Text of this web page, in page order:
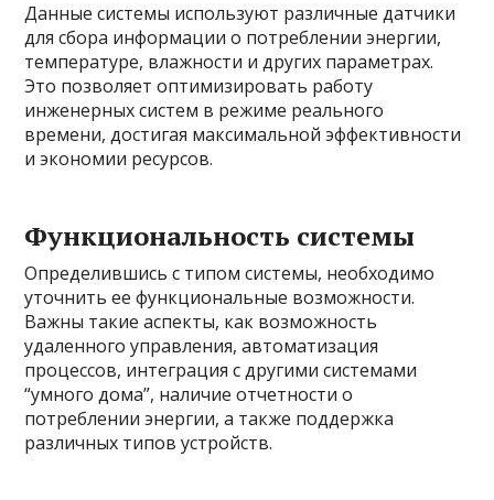
Данные системы используют различные датчики
для сбора информации о потреблении энергии,
температуре, влажности и других параметрах.
Это позволяет оптимизировать работу
инженерных систем в режиме реального
времени, достигая максимальной эффективности
и экономии ресурсов.
Функциональность системы
Определившись с типом системы, необходимо
уточнить ее функциональные возможности.
Важны такие аспекты, как возможность
удаленного управления, автоматизация
процессов, интеграция с другими системами
“умного дома”, наличие отчетности о
потреблении энергии, а также поддержка
различных типов устройств.